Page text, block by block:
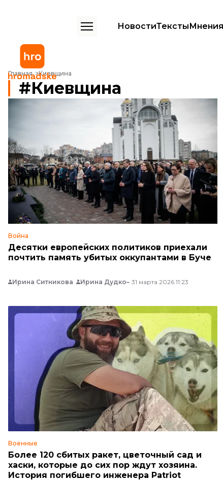
НовостиТекстыМнения
Главная Киевщина
Киевщина
Война
Десятки европейских политиков приехали
почтить память убитых оккупантами в Буче
Ирина Ситникова Ирина Дудко 31 марта 2026 11:23
Военные
Более 120 сбитых ракет, цветочный сад и
хаски, которые до сих пор ждут хозяина.
История погибшего инженера Patriot